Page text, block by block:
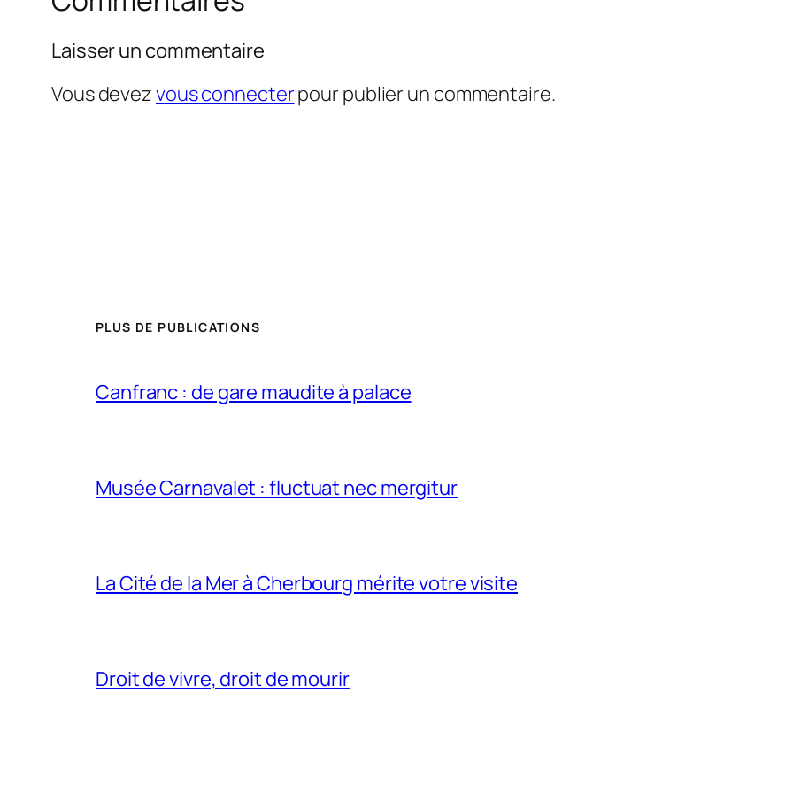
Laisser un commentaire
Vous devezvous connecterpour publier un commentaire.
PLUS DE PUBLICATIONS
Canfranc : de gare maudite à palace
Musée Carnavalet : fluctuat nec mergitur
La Cité de la Mer à Cherbourg mérite votre visite
Droit de vivre, droit de mourir